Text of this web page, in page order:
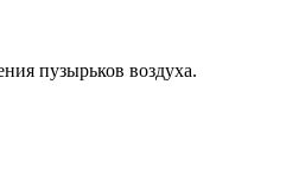
пузырьков воздуха.